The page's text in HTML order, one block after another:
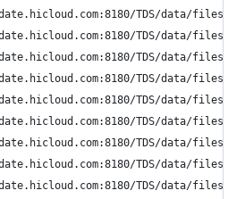
TDS/data/files/p9/
TDS/data/files/p9/
TDS/data/files/p9/
TDS/data/files/p9/
TDS/data/files/p9/
TDS/data/files/p9/
TDS/data/files/
TDS/data/files/p9/
TDS/data/files/p9/